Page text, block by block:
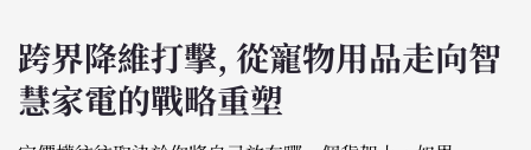
跨界降維打擊, 從寵物用品走向智
慧家電的戰略重塑